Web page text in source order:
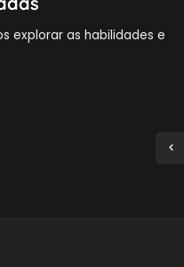
explorar as habilidades e